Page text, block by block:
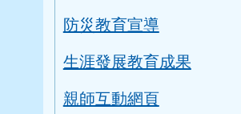
防災教育宣導
生涯發展教育成果
親師互動網頁